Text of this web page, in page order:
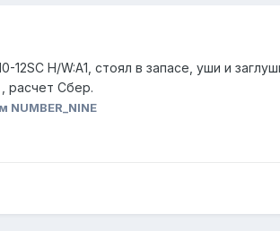
12SC H/W:А1, стоял в запасе, уши и
расчет Сбер.
NUMBER_NINE